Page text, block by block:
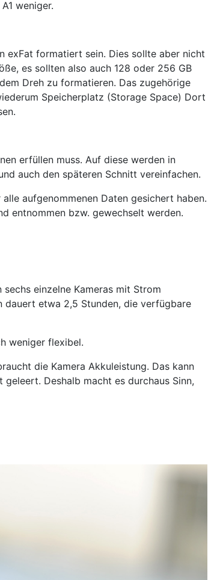
weniger.
exFat formatiert sein. Dies sollte aber nicht
es sollten also auch 128 oder 256 GB
Dreh zu formatieren. Das zugehörige
Speicherplatz (Storage Space) Dort
erfüllen muss. Auf diese werden in
auch den späteren Schnitt vereinfachen.
aufgenommenen Daten gesichert haben.
entnommen bzw. gewechselt werden.
einzelne Kameras mit Strom
dauert etwa 2,5 Stunden, die verfügbare
weniger flexibel.
die Kamera Akkuleistung. Das kann
Deshalb macht es durchaus Sinn,